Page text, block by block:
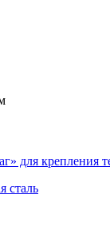
для крепления
сталь